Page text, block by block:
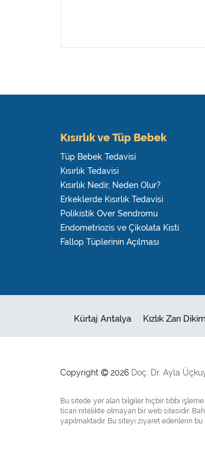
Kısırlık ve Tüp Bebek
Tüp Bebek Tedavisi
Kısırlık Tedavisi
Kısırlık Nedir, Neden Olur?
Erkeklerde Kısırlık Tedavisi
Polikistik Over Sendromu
Endometriozis ve Çikolata Kisti
Fallop Tüplerinin Açılması
Kürtaj Antalya Kızlık Zarı
Copyright 2026 Doç. Dr. Ayla
Bu sitede yer alan bilgiler hiçbir tıbbi
ticari nitelikte olmayan bir web sitesidir.
yapılmaktadır. Bu siteyi ziyaret edenlerin bu